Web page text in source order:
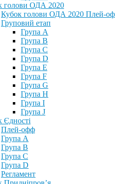
голови ОДА 2020
Кубок голови ОДА 2020 Плей-оф
Груповий етап
Група A
Група B
Група C
Група D
Група E
Група F
Група G
Група H
Група I
Група J
Єдності
Плей-офф
Група А
Група В
Група С
Група D
Регламент